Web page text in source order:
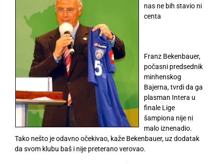
nas ne bih stavio ni
centa
Franz Bekenbauer,
počasni predsednik
minhenskog
Bajerna, tvrdi da ga
plasman Intera u
finale Lige
šampiona nije ni
malo iznenadio.
Tako nešto je odavno očekivao, kaže Bekenbauer, uz dodatak
da svom klubu baš i nije preterano verovao.